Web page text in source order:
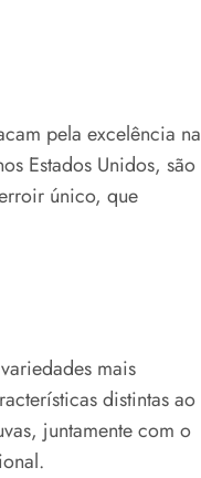
pela excelência na
Estados Unidos, são
único, que
mais
distintas ao
juntamente com o